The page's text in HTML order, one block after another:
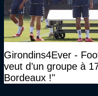
Girondins4Ever -
veut d’un groupe à
Bordeaux !"